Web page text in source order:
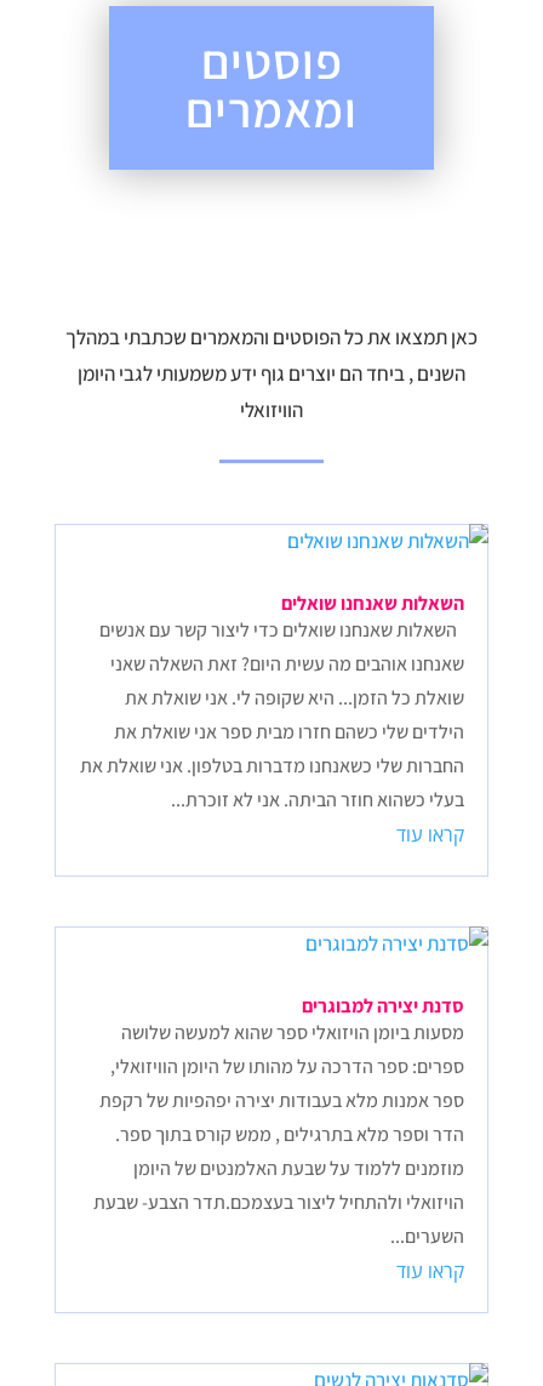
פוסטים
ומאמרים
כאן תמצאו את כל הפוסטים והמאמרים שכתבתי במהלך
השנים , ביחד הם יוצרים גוף ידע משמעותי לגבי היומן
הוויזואלי
השאלות שאנחנו שואלים
השאלות שאנחנו שואלים כדי ליצור קשר עם אנשים
שאנחנו אוהבים מה עשית היום? זאת השאלה שאני
שואלת כל הזמן... היא שקופה לי. אני שואלת את
הילדים שלי כשהם חזרו מבית ספר אני שואלת את
החברות שלי כשאנחנו מדברות בטלפון. אני שואלת את
בעלי כשהוא חוזר הביתה. אני לא זוכרת...
קראו עוד
סדנת יצירה למבוגרים
מסעות ביומן הויזואלי ספר שהוא למעשה שלושה
ספרים: ספר הדרכה על מהותו של היומן הוויזואלי,
ספר אמנות מלא בעבודות יצירה יפהפיות של רקפת
הדר וספר מלא בתרגילים , ממש קורס בתוך ספר.
מוזמנים ללמוד על שבעת האלמנטים של היומן
הויזואלי ולהתחיל ליצור בעצמכם.תדר הצבע- שבעת
השערים...
קראו עוד